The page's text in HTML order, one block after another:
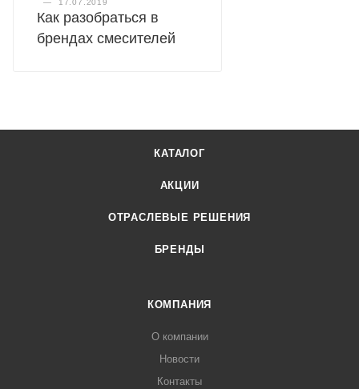
— 17.07.2019
Как разобраться в
брендах смесителей
КАТАЛОГ
АКЦИИ
ОТРАСЛЕВЫЕ РЕШЕНИЯ
БРЕНДЫ
КОМПАНИЯ
О компании
Новости
Контакты